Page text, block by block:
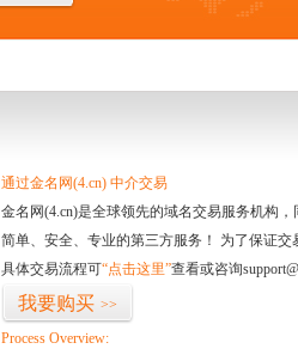
通过金名网(4.cn) 中介交易
金名网(4.cn)是全球领先的域名交易服务机构
简单、安全、专业的第三方服务！ 为了保证
具体交易流程可“点击这里”查看或咨询
我要购买 >>
Process Overview: